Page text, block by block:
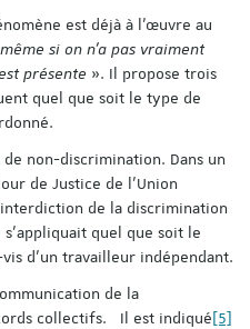
est déjà à l’œuvre au
même si on n’a pas vraiment
présente ». Il propose trois
quel que soit le type de
non-discrimination. Dans un
de Justice de l’Union
de la discrimination
quel que soit le
d’un travailleur indépendant.
de la
collectifs. Il est indiqué[5]